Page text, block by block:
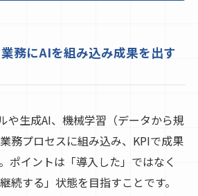
務にAIを組み込み成果を出す
や生成AI、機械学習（データから規
務プロセスに組み込み、KPIで成果
ポイントは「導入した」ではなく
続する」状態を目指すことです。